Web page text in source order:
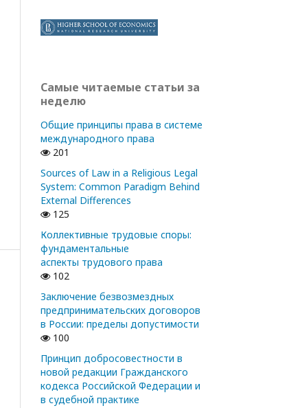
Самые читаемые статьи за
неделю
Общие принципы права в системе
международного права
201
Sources of Law in a Religious Legal
System: Common Paradigm Behind
External Differences
125
Коллективные трудовые споры:
фундаментальные
аспекты трудового права
102
Заключение безвозмездных
предпринимательских договоров
в России: пределы допустимости
100
Принцип добросовестности в
новой редакции Гражданского
кодекса Российской Федерации и
в судебной практике